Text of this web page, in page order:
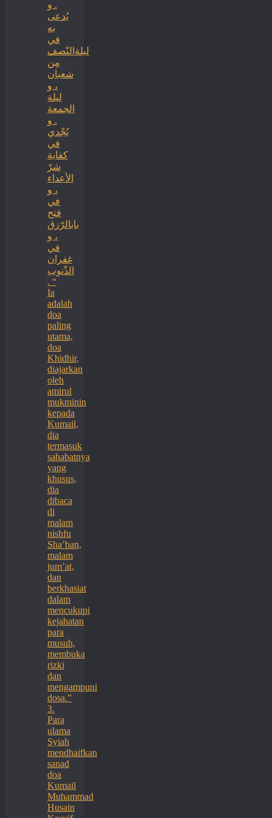
. و
يُدعى
به
في
ليلةالنّصف
مِن
شعبان
، و
ليلة
الجمعة
. و
يُجْدي
في
كفاية
شرّ
الأعداء
، و
في
فتح
بابالرّزق
، و
في
غفران
الذّنوب
. “
Ia
adalah
doa
paling
utama,
doa
Khidhir,
diajarkan
oleh
amirul
mukminin
kepada
Kumail,
dia
termasuk
sahabatnya
yang
khusus,
dia
dibaca
di
malam
nishfu
Sha’ban,
malam
jum’at,
dan
berkhasiat
dalam
mencukupi
kejahatan
para
musuh,
membuka
rizki
dan
mengampuni
dosa.”
3.
Para
ulama
Syiah
mendhaifkan
sanad
doa
Kumail
Muhammad
Husain